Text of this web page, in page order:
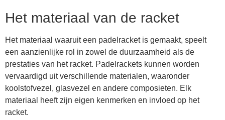
Het materiaal van de racket
Het materiaal waaruit een padelracket is gemaakt, speelt
een aanzienlijke rol in zowel de duurzaamheid als de
prestaties van het racket. Padelrackets kunnen worden
vervaardigd uit verschillende materialen, waaronder
koolstofvezel, glasvezel en andere composieten. Elk
materiaal heeft zijn eigen kenmerken en invloed op het
racket.